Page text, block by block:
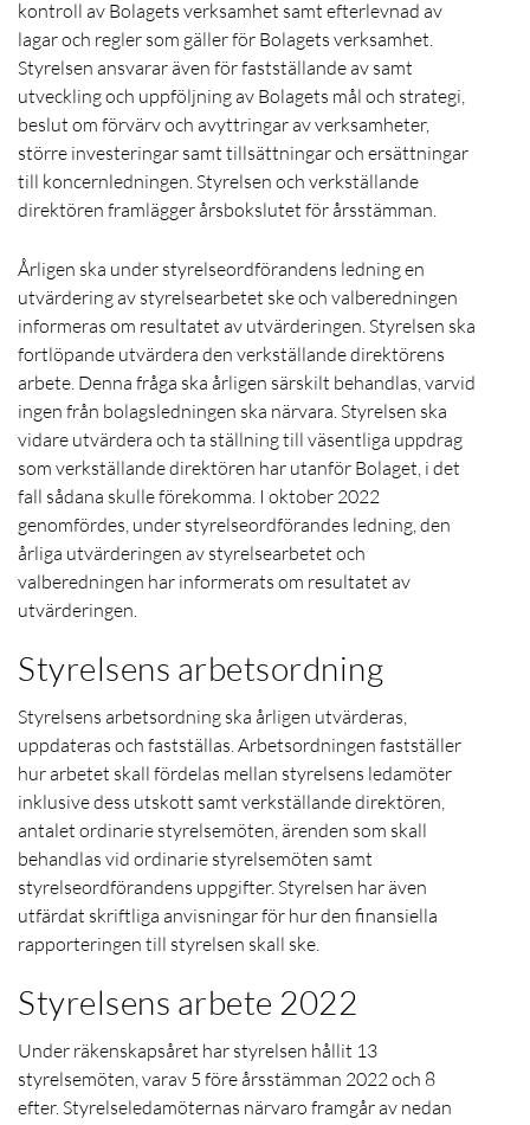
kontroll av Bolagets verksamhet samt efterlevnad av
lagar och regler som gäller för Bolagets verksamhet.
Styrelsen ansvarar även för fastställande av samt
utveckling och uppföljning av Bolagets mål och strategi,
beslut om förvärv och avyttringar av verksamheter,
större investeringar samt tillsättningar och ersättningar
till koncernledningen. Styrelsen och verkställande
direktören framlägger årsbokslutet för årsstämman.
Årligen ska under styrelseordförandens ledning en
utvärdering av styrelsearbetet ske och valberedningen
informeras om resultatet av utvärderingen. Styrelsen ska
fortlöpande utvärdera den verkställande direktörens
arbete. Denna fråga ska årligen särskilt behandlas, varvid
ingen från bolagsledningen ska närvara. Styrelsen ska
vidare utvärdera och ta ställning till väsentliga uppdrag
som verkställande direktören har utanför Bolaget, i det
fall sådana skulle förekomma. I oktober 2022
genomfördes, under styrelseordförandes ledning, den
årliga utvärderingen av styrelsearbetet och
valberedningen har informerats om resultatet av
utvärderingen.
Styrelsens arbetsordning
Styrelsens arbetsordning ska årligen utvärderas,
uppdateras och fastställas. Arbetsordningen fastställer
hur arbetet skall fördelas mellan styrelsens ledamöter
inklusive dess utskott samt verkställande direktören,
antalet ordinarie styrelsemöten, ärenden som skall
behandlas vid ordinarie styrelsemöten samt
styrelseordförandens uppgifter. Styrelsen har även
utfärdat skriftliga anvisningar för hur den finansiella
rapporteringen till styrelsen skall ske.
Styrelsens arbete 2022
Under räkenskapsåret har styrelsen hållit 13
styrelsemöten, varav 5 före årsstämman 2022 och 8
efter. Styrelseledamöternas närvaro framgår av nedan